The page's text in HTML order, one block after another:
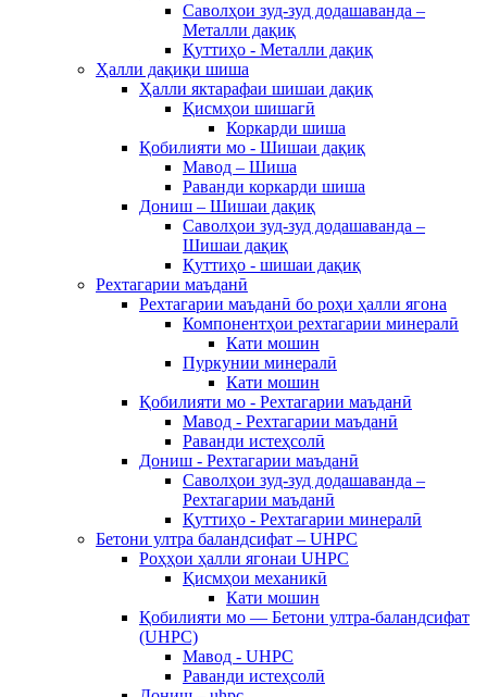
Саволҳои зуд-зуд додашаванда –
Металли дақиқ
Қуттиҳо - Металли дақиқ
Ҳалли дақиқи шиша
Ҳалли яктарафаи шишаи дақиқ
Қисмҳои шишагӣ
Коркарди шиша
Қобилияти мо - Шишаи дақиқ
Мавод – Шиша
Раванди коркарди шиша
Дониш – Шишаи дақиқ
Саволҳои зуд-зуд додашаванда –
Шишаи дақиқ
Қуттиҳо - шишаи дақиқ
Рехтагарии маъданӣ
Рехтагарии маъданӣ бо роҳи ҳалли ягона
Компонентҳои рехтагарии минералӣ
Кати мошин
Пуркунии минералӣ
Кати мошин
Қобилияти мо - Рехтагарии маъданӣ
Мавод - Рехтагарии маъданӣ
Раванди истеҳсолӣ
Дониш - Рехтагарии маъданӣ
Саволҳои зуд-зуд додашаванда –
Рехтагарии маъданӣ
Қуттиҳо - Рехтагарии минералӣ
Бетони ултра баландсифат – UHPC
Роҳҳои ҳалли ягонаи UHPC
Қисмҳои механикӣ
Кати мошин
Қобилияти мо — Бетони ултра-баландсифат
(UHPC)
Мавод - UHPC
Раванди истеҳсолӣ